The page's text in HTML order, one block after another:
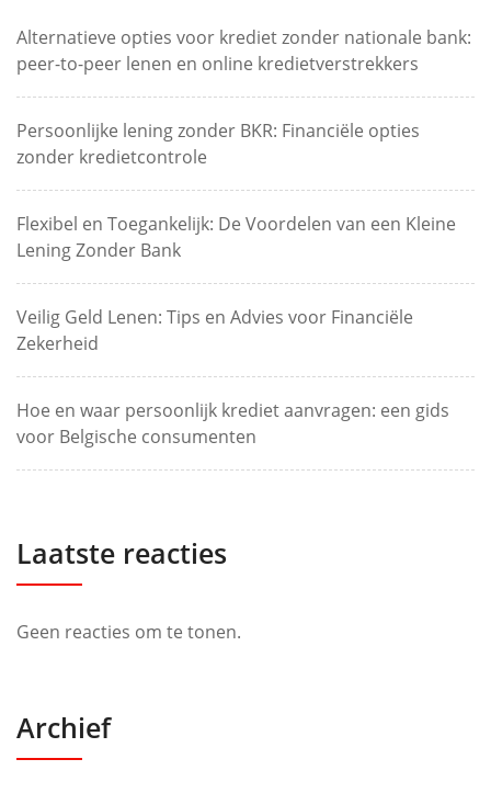
Alternatieve opties voor krediet zonder nationale bank:
peer-to-peer lenen en online kredietverstrekkers
Persoonlijke lening zonder BKR: Financiële opties
zonder kredietcontrole
Flexibel en Toegankelijk: De Voordelen van een Kleine
Lening Zonder Bank
Veilig Geld Lenen: Tips en Advies voor Financiële
Zekerheid
Hoe en waar persoonlijk krediet aanvragen: een gids
voor Belgische consumenten
Laatste reacties
Geen reacties om te tonen.
Archief